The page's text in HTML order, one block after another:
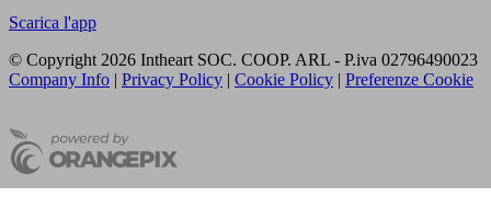
Scarica l'app
© Copyright 2026 Intheart SOC. COOP. ARL - P.iva 02796490023
Company Info | Privacy Policy | Cookie Policy | Preferenze Cookie